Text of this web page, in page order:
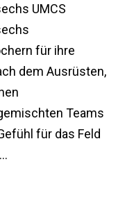
UMCS
für ihre
dem Ausrüsten,
Teams
für das Feld